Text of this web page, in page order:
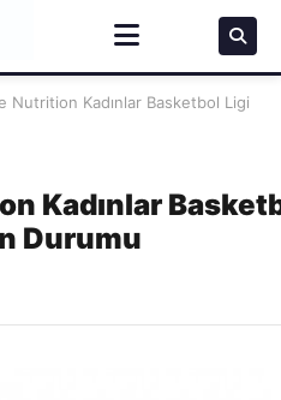
Nutrition Kadınlar Basketbol Ligi
Kadınlar
Durumu